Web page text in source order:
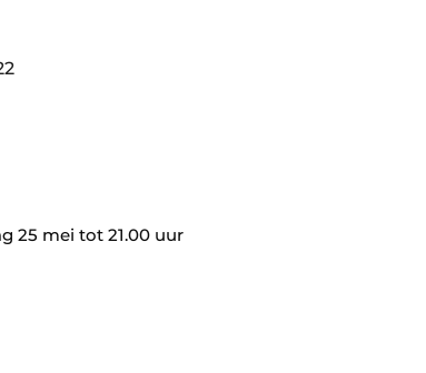
25 mei tot 21.00 uur